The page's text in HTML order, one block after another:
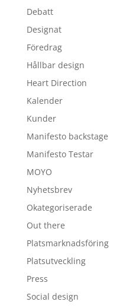
Debatt
Designat
Föredrag
Hållbar design
Heart Direction
Kalender
Kunder
Manifesto backstage
Manifesto Testar
MOYO
Nyhetsbrev
Okategoriserade
Out there
Platsmarknadsföring
Platsutveckling
Press
Social design